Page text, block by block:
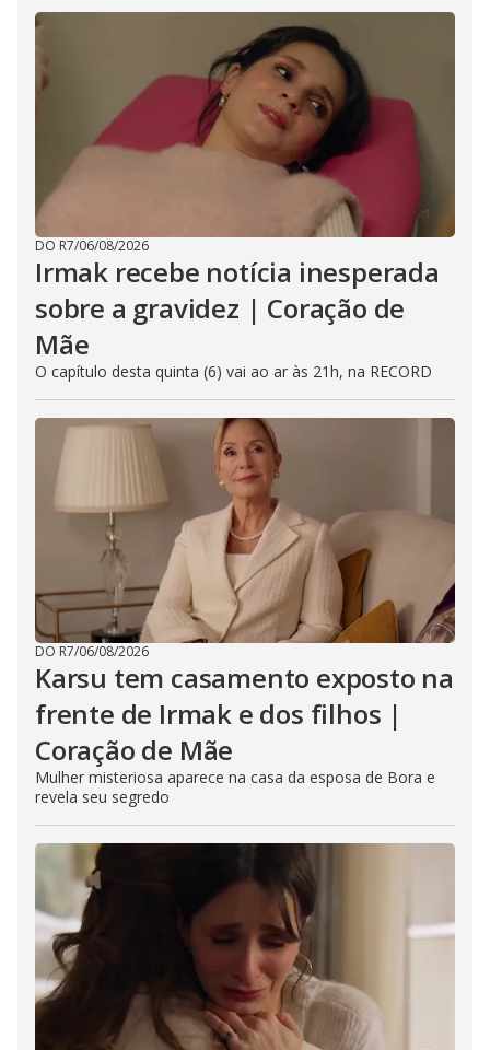
DO R7/06/08/2026
Irmak recebe notícia inesperada
sobre a gravidez | Coração de
Mãe
O capítulo desta quinta (6) vai ao ar às 21h, na RECORD
DO R7/06/08/2026
Karsu tem casamento exposto na
frente de Irmak e dos filhos |
Coração de Mãe
Mulher misteriosa aparece na casa da esposa de Bora e
revela seu segredo